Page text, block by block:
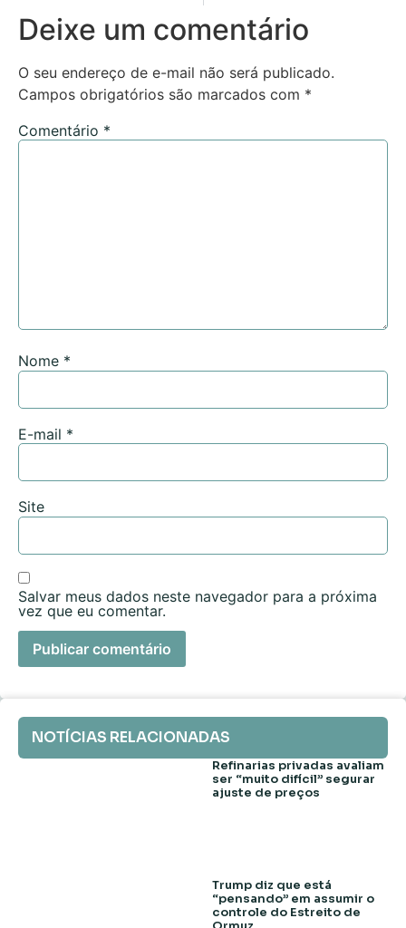
Deixe um comentário
O seu endereço de e-mail não será publicado.
Campos obrigatórios são marcados com *
Comentário *
Nome *
E-mail *
Site
Salvar meus dados neste navegador para a próxima
vez que eu comentar.
NOTÍCIAS RELACIONADAS
Refinarias privadas avaliam
ser “muito difícil” segurar
ajuste de preços
Trump diz que está
“pensando” em assumir o
controle do Estreito de